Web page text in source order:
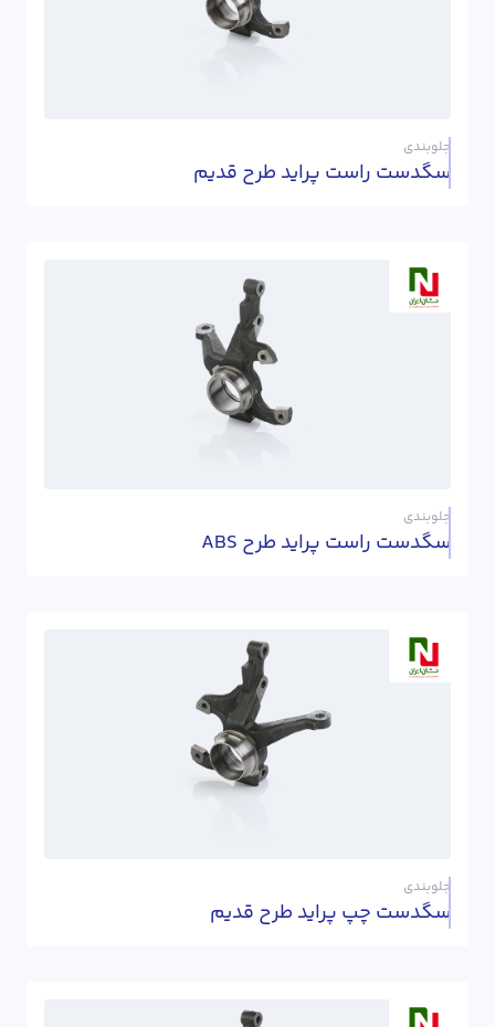
جلوبندی
سگدست راست پراید طرح قدیم
جلوبندی
سگدست راست پراید طرح ABS
جلوبندی
سگدست چپ پراید طرح قدیم